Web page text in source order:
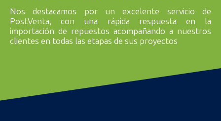
Nos destacamos por un excelente servicio de
PostVenta, con una rápida respuesta en la
importación de repuestos acompañando a nuestros
clientes en todas las etapas de sus proyectos